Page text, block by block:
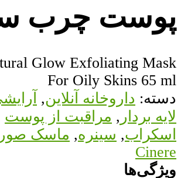
پوست چرب
Glow Exfoliating Mask
For Oily Skins 65 ml
دسته: داروخانه آنلاین,
لایه بردار , مراقبت از پوست
اسکراب, سینره, ماسک
Cinere
ویژگی‌ها